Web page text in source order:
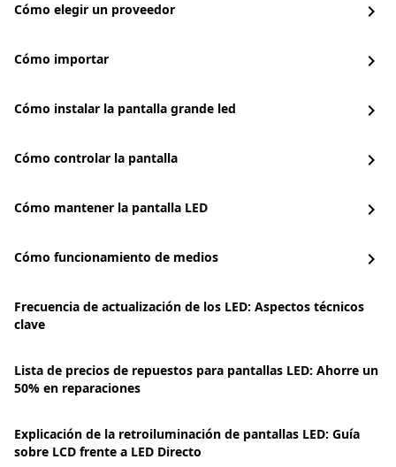
Cómo elegir un proveedor chevron_right
Cómo importar chevron_right
Cómo instalar la pantalla grande led chevron_right
Cómo controlar la pantalla chevron_right
Cómo mantener la pantalla LED chevron_right
Cómo funcionamiento de medios chevron_right
Frecuencia de actualización de los LED: Aspectos técnicos
clave
Lista de precios de repuestos para pantallas LED: Ahorre un
50% en reparaciones
Explicación de la retroiluminación de pantallas LED: Guía
sobre LCD frente a LED Directo